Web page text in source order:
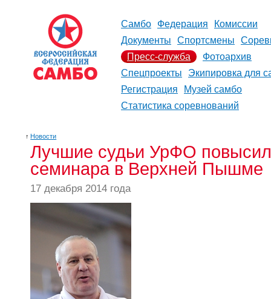
Самбо Федерация
Комиссии
Документы
Спортсмены
Пресс-служба
Фотоархив
Спецпроекты
Экипировка для
Регистрация
Музей самбо
Статистика соревнований
↑ Новости
Лучшие судьи УрФО
семинара в Верхней Пышме
17 декабря 2014 года